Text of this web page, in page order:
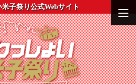
子祭り公式Webサイト